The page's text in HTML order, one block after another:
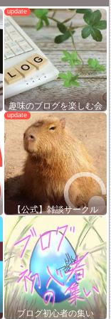
趣味のブログを楽しむ会
【公式】雑談サークル
ブログ初心者の集い